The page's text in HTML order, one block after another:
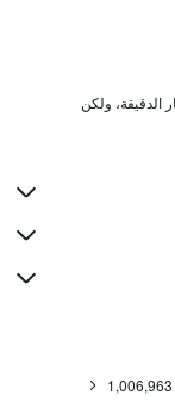
1,006,963